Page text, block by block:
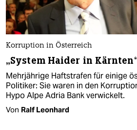
Korruption in Österreich
„System Haider in
Mehrjährige Haftstrafen für einige
Politiker: Sie waren in den
Hypo Alpe Adria Bank verwickelt.
Von Ralf Leonhard